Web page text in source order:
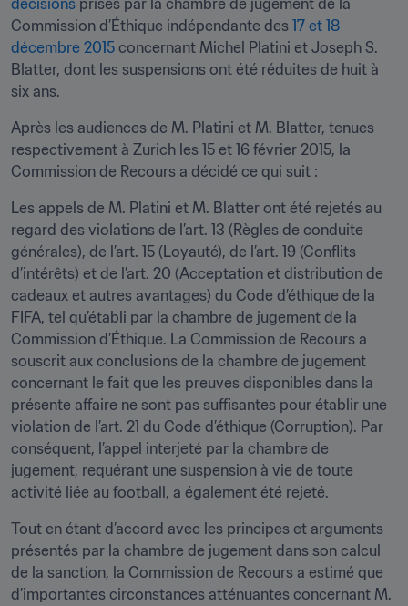
décisions prises par la chambre de jugement de la
Commission d’Éthique indépendante des 17 et 18
décembre 2015 concernant Michel Platini et Joseph S.
Blatter, dont les suspensions ont été réduites de huit à
six ans.
Après les audiences de M. Platini et M. Blatter, tenues
respectivement à Zurich les 15 et 16 février 2015, la
Commission de Recours a décidé ce qui suit :
Les appels de M. Platini et M. Blatter ont été rejetés au
regard des violations de l’art. 13 (Règles de conduite
générales), de l’art. 15 (Loyauté), de l’art. 19 (Conflits
d’intérêts) et de l’art. 20 (Acceptation et distribution de
cadeaux et autres avantages) du Code d’éthique de la
FIFA, tel qu’établi par la chambre de jugement de la
Commission d’Éthique. La Commission de Recours a
souscrit aux conclusions de la chambre de jugement
concernant le fait que les preuves disponibles dans la
présente affaire ne sont pas suffisantes pour établir une
violation de l’art. 21 du Code d’éthique (Corruption). Par
conséquent, l’appel interjeté par la chambre de
jugement, requérant une suspension à vie de toute
activité liée au football, a également été rejeté.
Tout en étant d’accord avec les principes et arguments
présentés par la chambre de jugement dans son calcul
de la sanction, la Commission de Recours a estimé que
d’importantes circonstances atténuantes concernant M.